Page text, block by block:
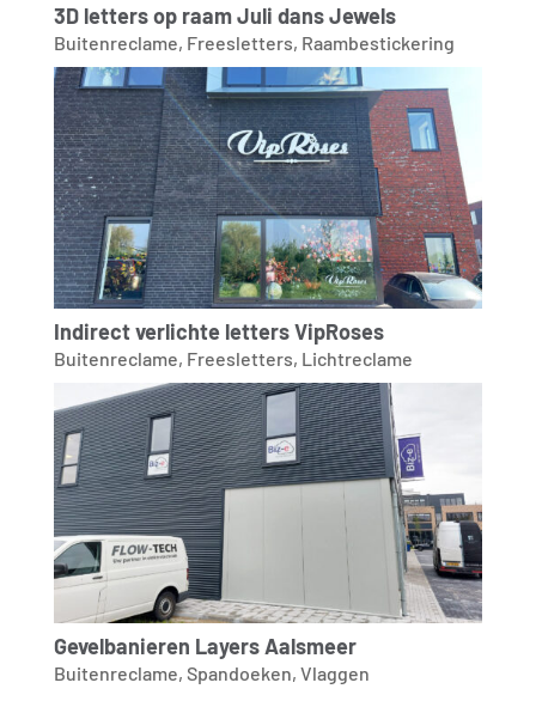
3D letters op raam Juli dans Jewels
Buitenreclame, Freesletters, Raambestickering
Indirect verlichte letters VipRoses
Buitenreclame, Freesletters, Lichtreclame
Gevelbanieren Layers Aalsmeer
Buitenreclame, Spandoeken, Vlaggen